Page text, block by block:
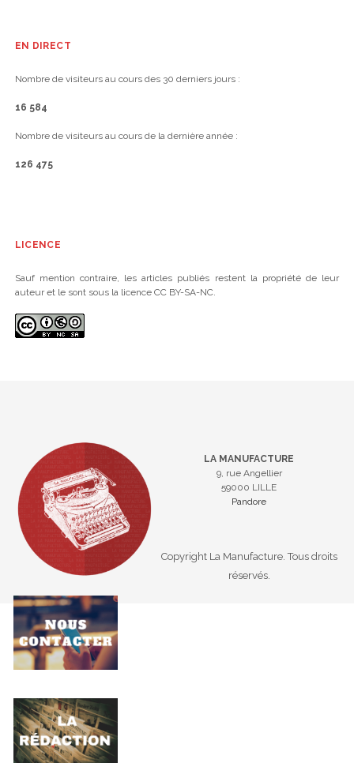
EN DIRECT
Nombre de visiteurs au cours des 30 derniers jours :
16 584
Nombre de visiteurs au cours de la dernière année :
126 475
LICENCE
Sauf mention contraire, les articles publiés restent la propriété de leur
auteur et le sont sous la licence CC BY-SA-NC.
LA MANUFACTURE
9, rue Angellier
59000 LILLE
Pandore
Copyright La Manufacture. Tous droits
réservés.